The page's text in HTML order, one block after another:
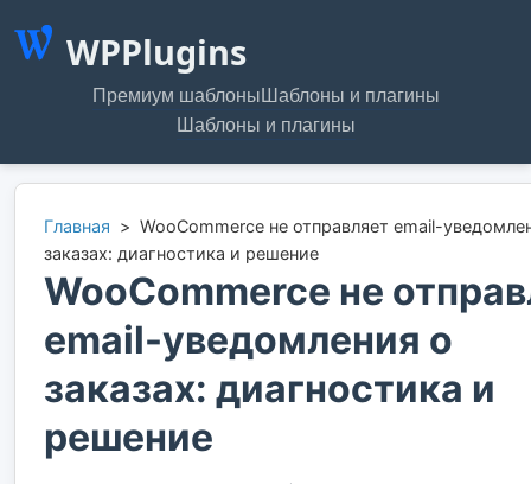
WPPlugins
Премиум шаблоны Шаблоны и плагины
Шаблоны и плагины
Главная > WooCommerce не отправляет email-
заказах: диагностика и решение
WooCommerce не
email-уведомления о
заказах: диагностика и
решение